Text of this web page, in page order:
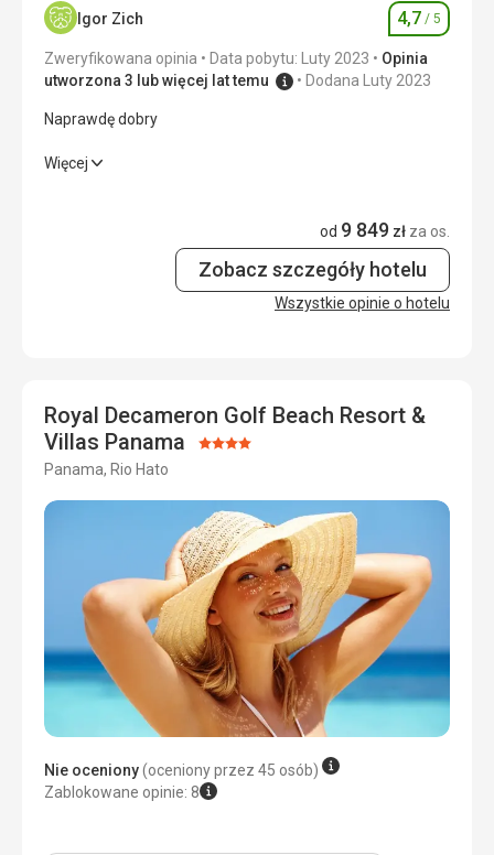
Wyżywienie 1,0/ 5
Zakwaterowanie 1,0/ 5
Okolica
Usługi
Igor Zich Ocena
4,7 / 5
Zweryfikowana opinia Data pobytu: Luty 2023
Opinia
utworzona 3 lub więcej lat temu
Dodana Luty 2023
Naprawdę dobry
Naprawdę dobry
4,0/ 5
4,0/ 5
Plaża
Bardzo dobry
Wyżywienie
Naprawdę dobry
Usługi
Naprawdę dobry
Ta recenzja została automatycznie przetłumaczona za
pomocą Google Translate
Więcej
od 9 849 zł za os.
Zobacz szczegóły hotelu
Wszystkie opinie o hotelu
Royal Decameron Golf Beach Resort &
Villas Panama Ocena:
Panama, Rio Hato
Nie oceniony(oceniony przez 45 osób)
Zablokowane opinie: 8